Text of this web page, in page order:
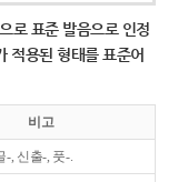
로 표준 발음으로 인정
적용된 형태를 표준어
비고
-, 신출-, 풋-.